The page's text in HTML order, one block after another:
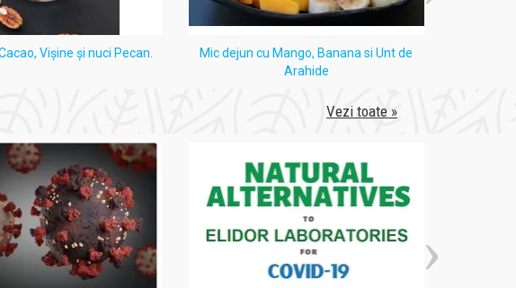
Vişine şi nuci Pecan.
Mic dejun cu Mango, Banana si Unt de
Arahide
Vezi toate »